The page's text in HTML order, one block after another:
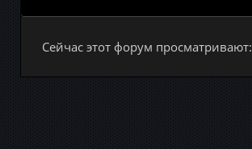
Сейчас этот форум просматривают: